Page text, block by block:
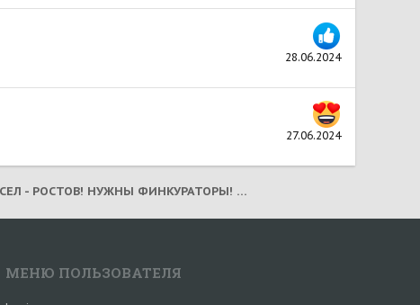
28.06.2024
27.06.2024
РАССЕЛ - РОСТОВ! НУЖНЫ ФИНКУРАТОРЫ! (2026)
МЕНЮ ПОЛЬЗОВАТЕЛЯ